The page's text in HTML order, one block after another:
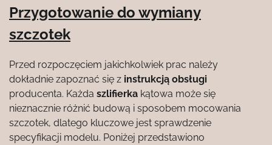
Przygotowanie do wymiany
szczotek
Przed rozpoczęciem jakichkolwiek prac należy
dokładnie zapoznać się z instrukcją obsługi
producenta. Każda szlifierka kątowa może się
nieznacznie różnić budową i sposobem mocowania
szczotek, dlatego kluczowe jest sprawdzenie
specyfikacji modelu. Poniżej przedstawiono